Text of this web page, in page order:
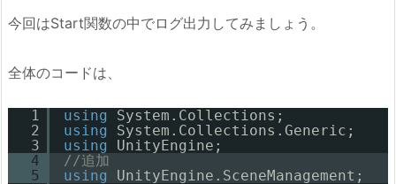
今回はStart関数の中でログ出力してみましょう。
全体のコードは、
1
2
3
4
5
using
System.Collections;
using
System.Collections.Generic;
using
UnityEngine;
//追加
using
UnityEngine.SceneManagement;